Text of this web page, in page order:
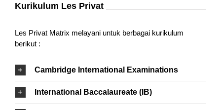
Kurikulum Les Privat
Les Privat Matrix melayani untuk berbagai kurikulum
berikut :
Cambridge International Examinations
International Baccalaureate (IB)